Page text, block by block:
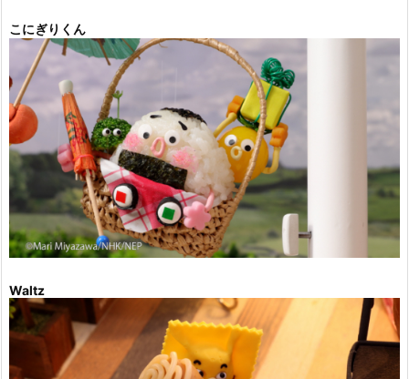
こにぎりくん
Waltz